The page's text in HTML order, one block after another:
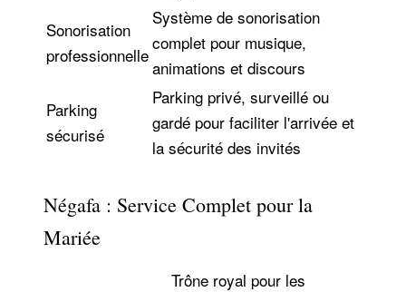
Sonorisation
professionnelle
Système de sonorisation
complet pour musique,
animations et discours
Parking
sécurisé
Parking privé, surveillé ou
gardé pour faciliter l'arrivée et
la sécurité des invités
Négafa : Service Complet pour la
Mariée
Trône royal pour les